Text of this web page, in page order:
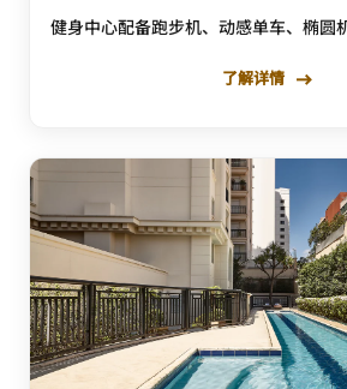
健身中心配备跑步机、动感单车、椭圆
了解详情